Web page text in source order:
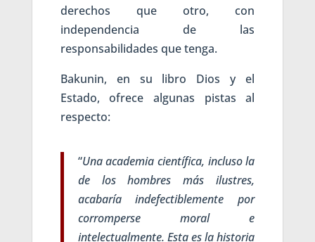
derechos que otro, con
independencia de las
responsabilidades que tenga.
Bakunin, en su libro Dios y el
Estado, ofrece algunas pistas al
respecto:
“Una academia científica, incluso la
de los hombres más ilustres,
acabaría indefectiblemente por
corromperse moral e
intelectualmente. Esta es la historia